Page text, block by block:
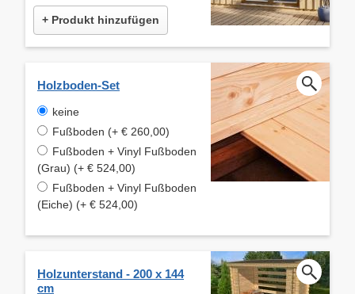
+ Produkt hinzufügen
Holzboden-Set
keine
Fußboden (+ € 260,00)
Fußboden + Vinyl Fußboden
(Grau) (+ € 524,00)
Fußboden + Vinyl Fußboden
(Eiche) (+ € 524,00)
Holzunterstand - 200 x 144
cm